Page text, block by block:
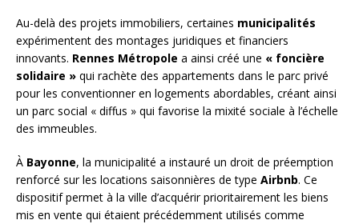
Au-delà des projets immobiliers, certaines municipalités
expérimentent des montages juridiques et financiers
innovants. Rennes Métropole a ainsi créé une « foncière
solidaire » qui rachète des appartements dans le parc privé
pour les conventionner en logements abordables, créant ainsi
un parc social « diffus » qui favorise la mixité sociale à l’échelle
des immeubles.
À Bayonne, la municipalité a instauré un droit de préemption
renforcé sur les locations saisonnières de type Airbnb. Ce
dispositif permet à la ville d’acquérir prioritairement les biens
mis en vente qui étaient précédemment utilisés comme